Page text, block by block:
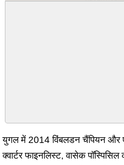
युगल में 2014 विंबलडन चैंपियन और
क्वार्टर फाइनलिस्ट, वासेक